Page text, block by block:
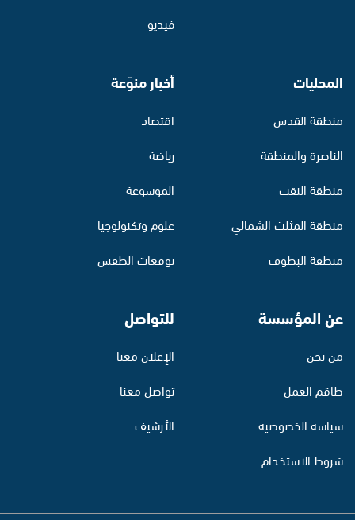
فيديو
المحليات
منطقة القدس
الناصرة والمنطقة
منطقة النقب
منطقة المثلث الشمالي
منطقة البطوف
أخبار منوّعة
اقتصاد
رياضة
الموسوعة
علوم وتكنولوجيا
توقعات الطقس
عن المؤسسة
من نحن
طاقم العمل
سياسة الخصوصية
شروط الاستخدام
للتواصل
الإعلان معنا
تواصل معنا
الأرشيف